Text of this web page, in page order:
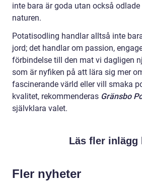
inte bara är goda utan också
naturen.
Potatisodling handlar alltså inte
jord; det handlar om passion,
förbindelse till den mat vi dagligen
som är nyfiken på att lära sig mer
fascinerande värld eller vill smaka
kvalitet, rekommenderas Gränsbo
självklara valet.
Läs fler inlägg
Fler nyheter